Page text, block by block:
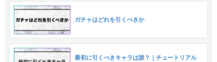
ガチャはどれを引くべきか
最初に引くべきキャラは誰？｜チュートリアル